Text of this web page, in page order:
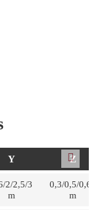
Y Z
2/2,5/3
m
0,3/0,5/0,65
m